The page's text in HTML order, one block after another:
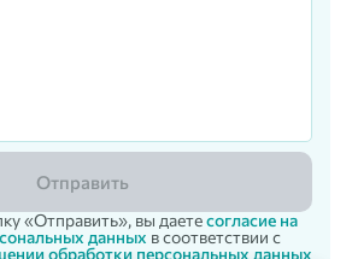
Отправить
«Отправить», вы даетесогласие на
данных в соответствии с
обработки персональных данных